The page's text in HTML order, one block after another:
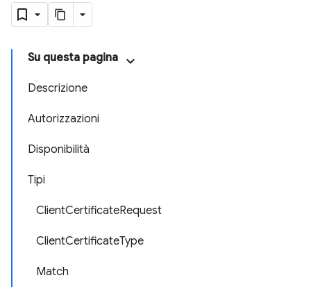
Su questa pagina
Descrizione
Autorizzazioni
Disponibilità
Tipi
ClientCertificateRequest
ClientCertificateType
Match